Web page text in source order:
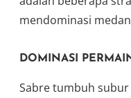
mendominasi
DOMINASI
Sabre tumbuh